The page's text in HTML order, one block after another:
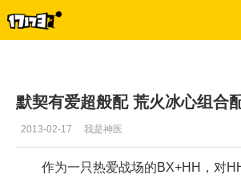
默契有爱超般配 荒火冰心组合
2013-02-17 我是神医
作为一只热爱战场的BX+HH，对HH